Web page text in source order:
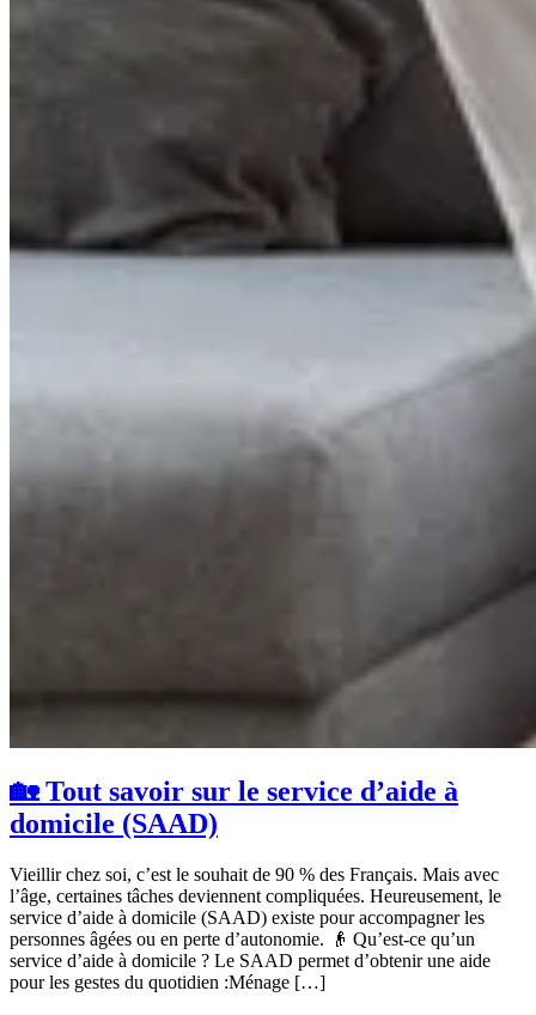
🏡 Tout savoir sur le service d’aide à
domicile (SAAD)
Vieillir chez soi, c’est le souhait de 90 % des Français. Mais avec
l’âge, certaines tâches deviennent compliquées. Heureusement, le
service d’aide à domicile (SAAD) existe pour accompagner les
personnes âgées ou en perte d’autonomie. 👴 Qu’est-ce qu’un
service d’aide à domicile ? Le SAAD permet d’obtenir une aide
pour les gestes du quotidien :Ménage […]